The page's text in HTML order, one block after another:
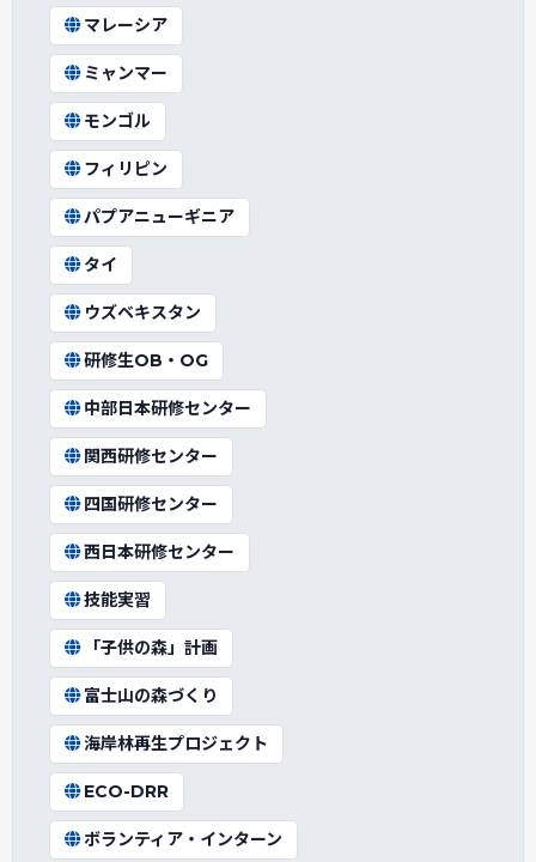
マレーシア
ミャンマー
モンゴル
フィリピン
パプアニューギニア
タイ
ウズベキスタン
研修生OB・OG
中部日本研修センター
関西研修センター
四国研修センター
西日本研修センター
技能実習
「子供の森」計画
富士山の森づくり
海岸林再生プロジェクト
ECO-DRR
ボランティア・インターン